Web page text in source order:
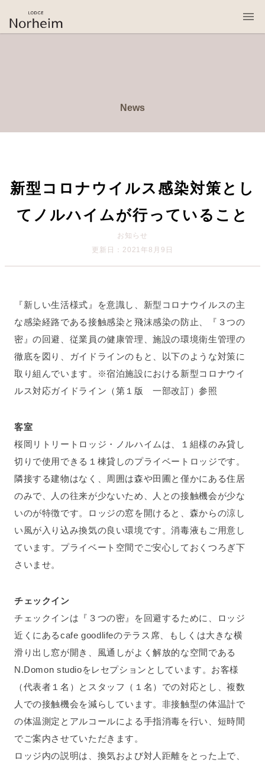
News
新型コロナウイルス感染対策とし
てノルハイムが行っていること
お知らせ
更新日：2021年8月9日
『新しい生活様式』を意識し、新型コロナウイルスの主
な感染経路である接触感染と飛沫感染の防止、『３つの
密』の回避、従業員の健康管理、施設の環境衛生管理の
徹底を図り、ガイドラインのもと、以下のような対策に
取り組んでいます。※宿泊施設における新型コロナウイ
ルス対応ガイドライン（第１版 一部改訂）参照
客室
桜岡リトリートロッジ・ノルハイムは、１組様のみ貸し
切りで使用できる１棟貸しのプライベートロッジです。
隣接する建物はなく、周囲は森や田圃と僅かにある住居
のみで、人の往来が少ないため、人との接触機会が少な
いのが特徴です。ロッジの窓を開けると、森からの涼し
い風が入り込み換気の良い環境です。消毒液もご用意し
ています。プライベート空間でご安心しておくつろぎ下
さいませ。
チェックイン
チェックインは『３つの密』を回避するために、ロッジ
近くにあるcafe goodlifeのテラス席、もしくは大きな横
滑り出し窓が開き、風通しがよく解放的な空間である
N.Domon studioをレセプションとしています。お客様
（代表者１名）とスタッフ（１名）での対応とし、複数
人での接触機会を減らしています。非接触型の体温計で
の体温測定とアルコールによる手指消毒を行い、短時間
でご案内させていただきます。
ロッジ内の説明は、換気および対人距離をとった上で、